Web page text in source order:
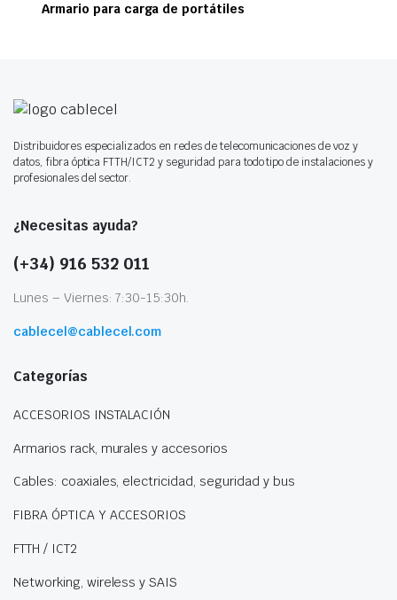
Armario para carga de portátiles
Distribuidores especializados en redes de telecomunicaciones de voz y
datos, fibra óptica FTTH/ICT2 y seguridad para todo tipo de instalaciones y
profesionales del sector.
¿Necesitas ayuda?
(+34) 916 532 011
Lunes – Viernes: 7:30-15:30h.
cablecel@cablecel.com
Categorías
ACCESORIOS INSTALACIÓN
Armarios rack, murales y accesorios
Cables: coaxiales, electricidad, seguridad y bus
FIBRA ÓPTICA Y ACCESORIOS
FTTH / ICT2
Networking, wireless y SAIS